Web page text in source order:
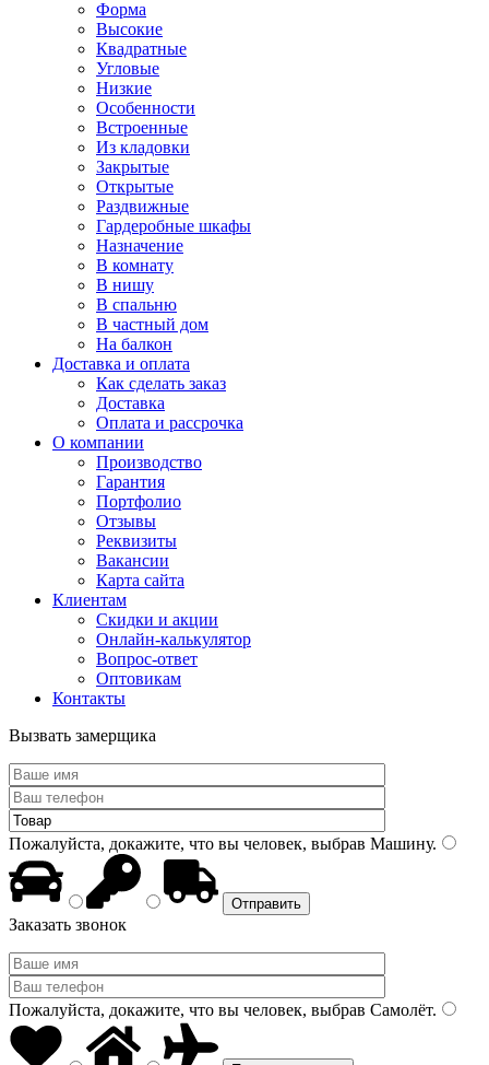
Форма
Высокие
Квадратные
Угловые
Низкие
Особенности
Встроенные
Из кладовки
Закрытые
Открытые
Раздвижные
Гардеробные шкафы
Назначение
В комнату
В нишу
В спальню
В частный дом
На балкон
Доставка и оплата
Как сделать заказ
Доставка
Оплата и рассрочка
О компании
Производство
Гарантия
Портфолио
Отзывы
Реквизиты
Вакансии
Карта сайта
Клиентам
Скидки и акции
Онлайн-калькулятор
Вопрос-ответ
Оптовикам
Контакты
Вызвать замерщика
Пожалуйста, докажите, что вы человек, выбрав Машину.
Заказать звонок
Пожалуйста, докажите, что вы человек, выбрав Самолёт.